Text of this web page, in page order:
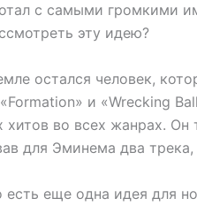
с самыми громкими
эту идею?
остался человек,
и «Wrecking
во всех жанрах. Он
для Эминема два трека,
есть еще одна идея для